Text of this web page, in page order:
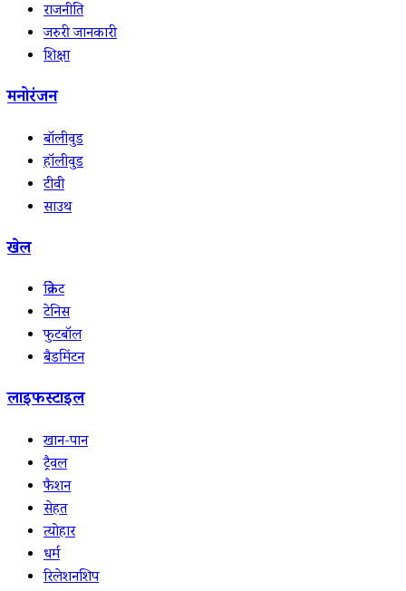
राजनीति
जरुरी जानकारी
शिक्षा
मनोरंजन
बॉलीवुड
हॉलीवुड
टीवी
साउथ
खेल
क्रिकेट
टेनिस
फुटबॉल
बैडमिंटन
लाइफस्टाइल
खान-पान
ट्रैवल
फैशन
सेहत
त्योहार
धर्म
रिलेशनशिप